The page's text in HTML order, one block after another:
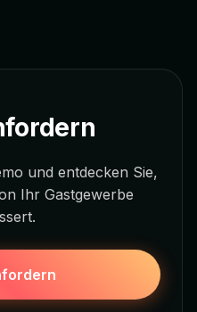
und entdecken Sie,
Ihr Gastgewerbe